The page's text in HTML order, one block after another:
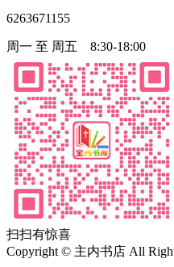
6263671155
周一 至 周五 8:30-18:00
扫扫有惊喜
Copyright © 主内书店 All